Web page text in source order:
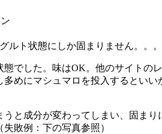
ルト状態にしか固まりません。。。
でした。味はOK。他のサイトの
めにマシュマロを投入するとい
と成分が変わってしまい、固ま
敗例：下の写真参照）